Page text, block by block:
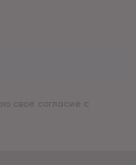
свое согласие с